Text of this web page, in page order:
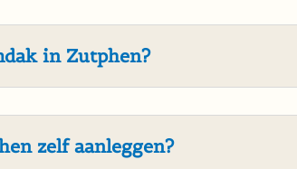
in Zutphen?
zelf aanleggen?